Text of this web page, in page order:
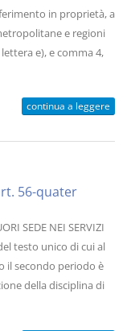
in proprietà, a
e regioni
e), e comma 4,
continua a leggere
56-quater
SEDE NEI SERVIZI
testo unico di cui al
il secondo periodo è
della disciplina di